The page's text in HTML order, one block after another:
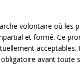
volontaire où les
et formé. Ce
acceptables.
avant toute